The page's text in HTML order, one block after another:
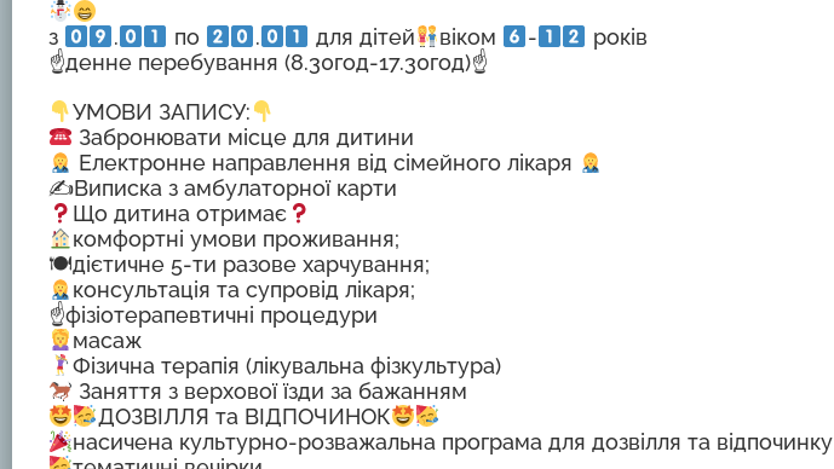
з
. по . для дітей віком -
років
☝️денне перебування (8.30год-17.30год)☝️
УМОВИ ЗАПИСУ:
Забронювати місце для дитини
Електронне направлення від сімейного лікаря
✍️Виписка з амбулаторної карти
Що дитина отримає
комфортні умови проживання;
🍽дієтичне 5-ти разове харчування;
консультація та супровід лікаря;
☝️фізіотерапевтичні процедури
масаж
Фізична терапія (лікувальна фізкультура)
Заняття з верхової їзди за бажанням
ДОЗВІЛЛЯ та ВІДПОЧИНОК
насичена культурно-розважальна програма для дозвілля та відпочинку